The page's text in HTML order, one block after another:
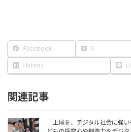
Facebook X
Hatena
関連記事
「上尾を、デジタル社会に強